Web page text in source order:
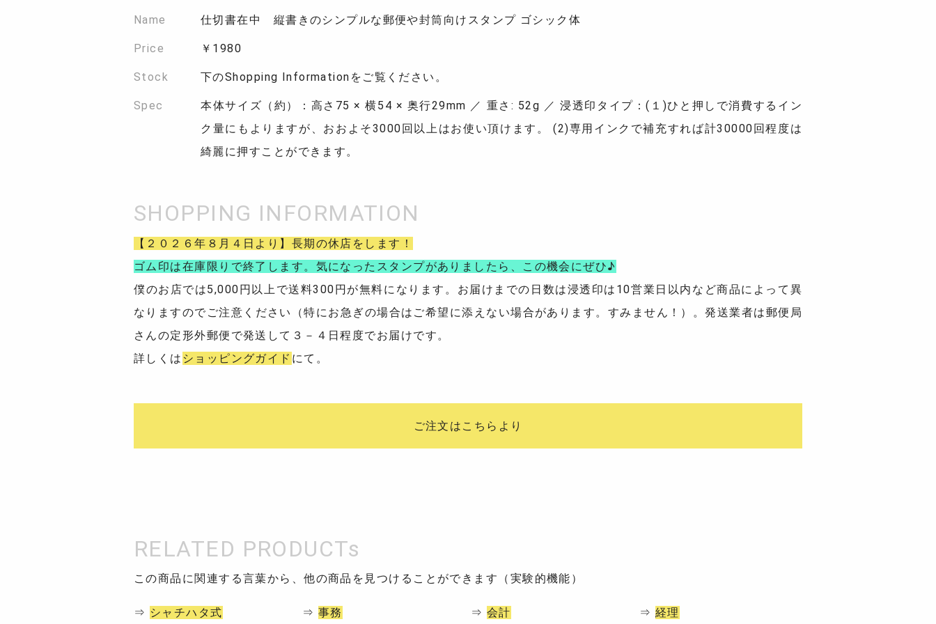
Name 仕切書在中 縦書きのシンプルな郵便や封筒向けスタンプ ゴシック体
Price ￥1980
Stock 下のShopping Informationをご覧ください。
Spec
本体サイズ（約）：高さ75 × 横54 × 奥行29mm ／ 重さ: 52g ／ 浸透印タイプ：(１)ひと押しで消費するイン
ク量にもよりますが、おおよそ3000回以上はお使い頂けます。 (2)専用インクで補充すれば計30000回程度は
綺麗に押すことができます。
【２０２６年８月４日より】長期の休店をします！
ゴム印は在庫限りで終了します。気になったスタンプがありましたら、この機会にぜひ♪
僕のお店では5,000円以上で送料300円が無料になります。お届けまでの日数は浸透印は10営業日以内など商品によって異
なりますのでご注意ください（特にお急ぎの場合はご希望に添えない場合があります。すみません！）。発送業者は郵便局
さんの定形外郵便で発送して３－４日程度でお届けです。
詳しくは ショッピングガイド にて。
ご注文はこちらより
この商品に関連する言葉から、他の商品を見つけることができます（実験的機能）
⇒ シャチハタ式 ⇒ 事務 ⇒ 会計 ⇒ 経理